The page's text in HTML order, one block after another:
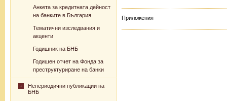
Анкета за кредитната дейност
на банките в България
Тематични изследвания и
акценти
Годишник на БНБ
Годишен отчет на Фонда за
преструктуриране на банки
Непериодични публикации на
БНБ
Приложения